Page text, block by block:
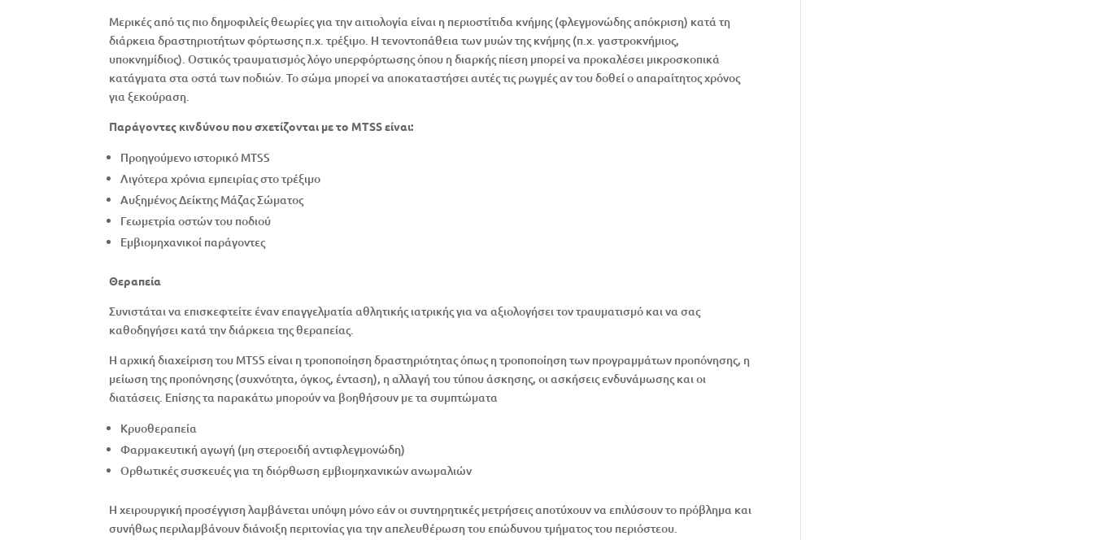
Μερικές από τις πιο δημοφιλείς θεωρίες για την αιτιολογία είναι η περιοστίτιδα κνήμης (φλεγμονώδης απόκριση) κατά τη
διάρκεια δραστηριοτήτων φόρτωσης π.χ. τρέξιμο. Η τενοντοπάθεια των μυών της κνήμης (π.χ. γαστροκνήμιος,
υποκνημίδιος). Οστικός τραυματισμός λόγο υπερφόρτωσης όπου η διαρκής πίεση μπορεί να προκαλέσει μικροσκοπικά
κατάγματα στα οστά των ποδιών. Το σώμα μπορεί να αποκαταστήσει αυτές τις ρωγμές αν του δοθεί ο απαραίτητος χρόνος
για ξεκούραση.
Παράγοντες κινδύνου που σχετίζονται με το MTSS είναι:
Προηγούμενο ιστορικό MTSS
Λιγότερα χρόνια εμπειρίας στο τρέξιμο
Αυξημένος Δείκτης Μάζας Σώματος
Γεωμετρία οστών του ποδιού
Εμβιομηχανικοί παράγοντες
Θεραπεία
Συνιστάται να επισκεφτείτε έναν επαγγελματία αθλητικής ιατρικής για να αξιολογήσει τον τραυματισμό και να σας
καθοδηγήσει κατά την διάρκεια της θεραπείας.
Η αρχική διαχείριση του MTSS είναι η τροποποίηση δραστηριότητας όπως η τροποποίηση των προγραμμάτων προπόνησης, η
μείωση της προπόνησης (συχνότητα, όγκος, ένταση), η αλλαγή του τύπου άσκησης, οι ασκήσεις ενδυνάμωσης και οι
διατάσεις. Επίσης τα παρακάτω μπορούν να βοηθήσουν με τα συμπτώματα
Κρυοθεραπεία
Φαρμακευτική αγωγή (μη στεροειδή αντιφλεγμονώδη)
Ορθωτικές συσκευές για τη διόρθωση εμβιομηχανικών ανωμαλιών
Η χειρουργική προσέγγιση λαμβάνεται υπόψη μόνο εάν οι συντηρητικές μετρήσεις αποτύχουν να επιλύσουν το πρόβλημα και
συνήθως περιλαμβάνουν διάνοιξη περιτονίας για την απελευθέρωση του επώδυνου τμήματος του περιόστεου.